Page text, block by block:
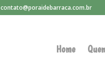
contato@poraidebarraca.com.br
Home